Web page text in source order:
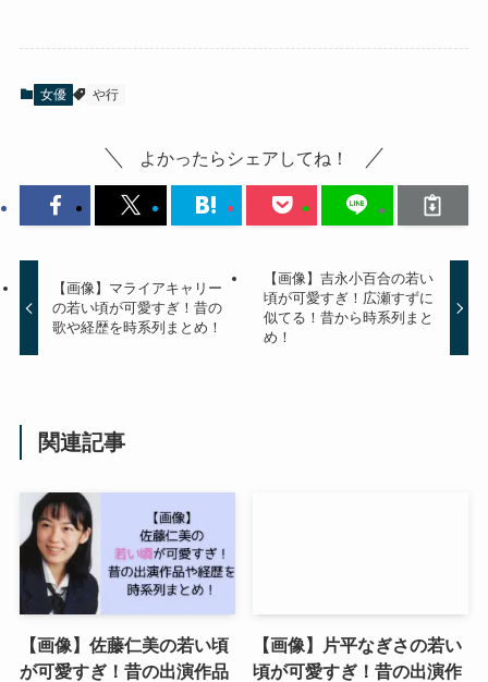
女優 や行
よかったらシェアしてね！
【画像】マライアキャリー
の若い頃が可愛すぎ！昔の
歌や経歴を時系列まとめ！
【画像】吉永小百合の若い
頃が可愛すぎ！広瀬すずに
似てる！昔から時系列まと
め！
関連記事
【画像】佐藤仁美の若い頃
が可愛すぎ！昔の出演作品
【画像】片平なぎさの若い
頃が可愛すぎ！昔の出演作